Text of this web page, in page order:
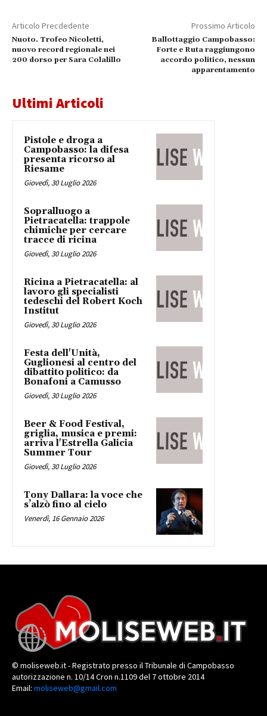
Articolo Precdedente
Nuoto. Trofeo Nicoletti,
nuovo record regionale nei
200 dorso per Sara Colalillo
Prossimo Articolo
Ballottaggio Campobasso:
Forte e Ruta raggiungono
accordo politico, nessun
apparentamento
Ultimi Articoli
Pistole e droga a
Campobasso: la difesa
presenta ricorso al
Riesame
Giovedì, 30 Luglio 2026
Sopralluogo a
Pietracatella: trappole
chimiche per cercare
tracce di ricina
Giovedì, 30 Luglio 2026
Ricina a Pietracatella: al
lavoro gli specialisti
tedeschi del Robert Koch
Institut
Giovedì, 30 Luglio 2026
Festa dell'Unità,
Guglionesi al centro del
dibattito politico: da
Bonafoni a Camusso
Giovedì, 30 Luglio 2026
Beer & Food Festival,
griglia, musica e premi:
arriva l'Estrella Galicia
Summer Tour
Giovedì, 30 Luglio 2026
Tony Dallara: la voce che
s’alzò fino al cielo
Venerdì, 16 Gennaio 2026
© moliseweb.it - Registrato presso il Tribunale di Campobasso
autorizzazione n. 10/14 Cron n.1109 del 7 ottobre 2014
Email: moliseweb@gmail.com